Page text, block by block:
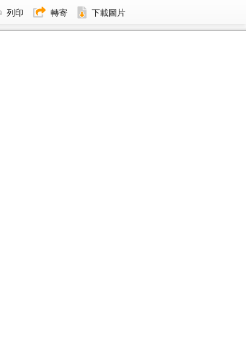
列印 轉寄 下載圖片